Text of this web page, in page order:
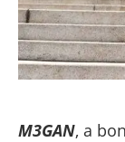
M3GAN, a